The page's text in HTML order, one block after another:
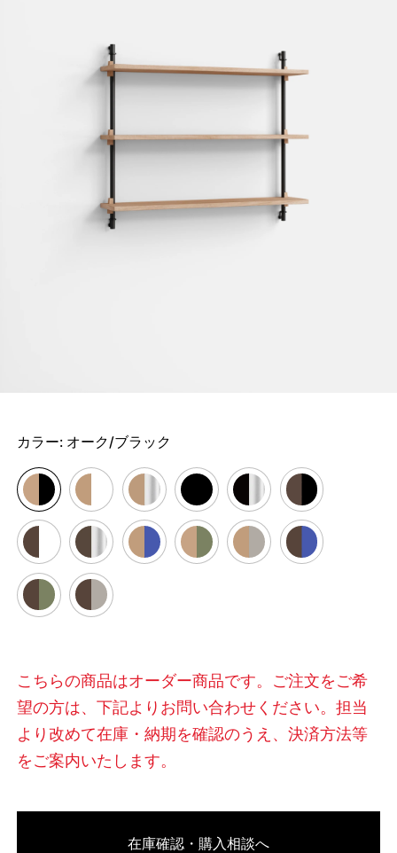
カラー: オーク/ブラック
こちらの商品はオーダー商品です。ご注文をご希
望の方は、下記よりお問い合わせください。担当
より改めて在庫・納期を確認のうえ、決済方法等
をご案内いたします。
在庫確認・購入相談へ